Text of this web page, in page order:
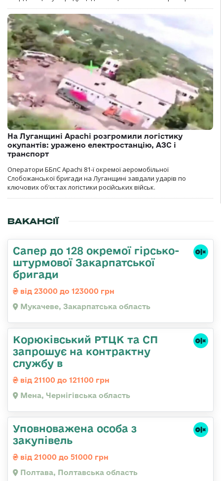
На Луганщині Apachi розгромили логістику
окупантів: уражено електростанцію, АЗС і
транспорт
Оператори ББпС Apachi 81-ї окремої аеромобільної
Слобожанської бригади на Луганщині завдали ударів по
ключових об’єктах логістики російських військ.
ВАКАНСІЇ
Сапер до 128 окремої гірсько-
штурмової Закарпатської
бригади
від 23000 до 123000 грн
Мукачеве, Закарпатська область
Корюківський РТЦК та СП
запрошує на контрактну
службу в
від 21100 до 121100 грн
Мена, Чернігівська область
Уповноважена особа з
закупівель
від 21000 до 51000 грн
Полтава, Полтавська область